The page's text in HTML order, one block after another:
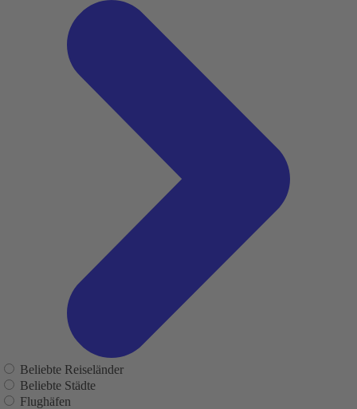
Beliebte Reiseländer
Beliebte Städte
Flughäfen